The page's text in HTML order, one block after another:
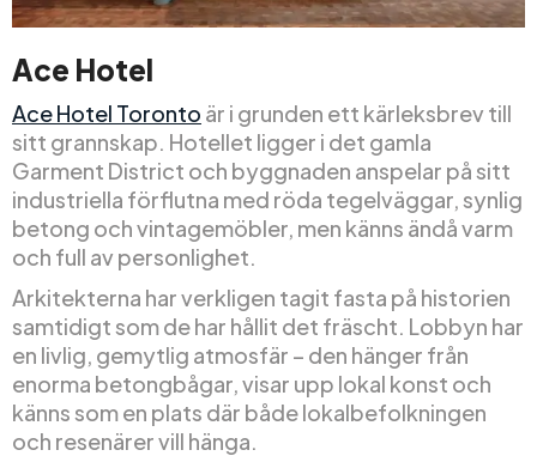
Ace Hotel
Ace Hotel Toronto är i grunden ett kärleksbrev till
sitt grannskap. Hotellet ligger i det gamla
Garment District och byggnaden anspelar på sitt
industriella förflutna med röda tegelväggar, synlig
betong och vintagemöbler, men känns ändå varm
och full av personlighet.
Arkitekterna har verkligen tagit fasta på historien
samtidigt som de har hållit det fräscht. Lobbyn har
en livlig, gemytlig atmosfär – den hänger från
enorma betongbågar, visar upp lokal konst och
känns som en plats där både lokalbefolkningen
och resenärer vill hänga.